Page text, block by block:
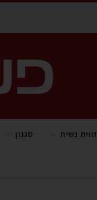
זווית נשית סגנון